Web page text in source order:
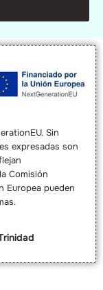
Sin
expresadas son
Comisión
Europea pueden